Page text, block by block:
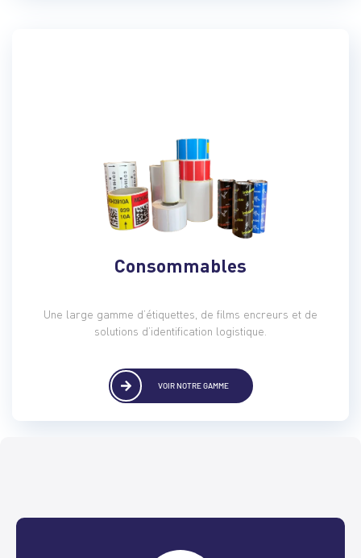
Consommables
Une large gamme d’étiquettes, de films encreurs et de
solutions d’identification logistique.
VOIR NOTRE GAMME